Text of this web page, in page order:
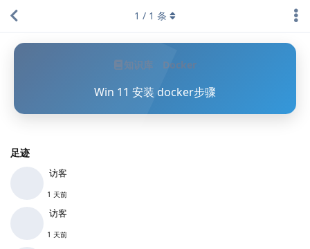
知识库 Docker
Win 11 安装 docker步骤
足迹
访客
1 天前
访客
1 天前
1 / 1 条